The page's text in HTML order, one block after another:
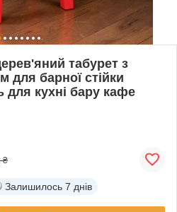
табурет з
для барної стійки
для кухні бару кафе
₴
Залишилось 7 днів